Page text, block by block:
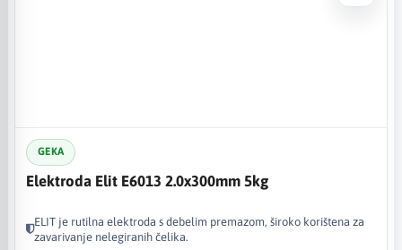
GEKA
Elektroda Elit E6013 2.0x300mm 5kg
ELIT je rutilna elektroda s debelim premazom, široko korištena za
zavarivanje nelegiranih čelika.​